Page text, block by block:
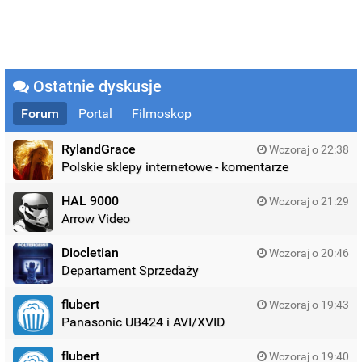
Ostatnie dyskusje
Forum Portal Filmoskop
RylandGrace Wczoraj o 22:38
Polskie sklepy internetowe - komentarze
HAL 9000 Wczoraj o 21:29
Arrow Video
Diocletian Wczoraj o 20:46
Departament Sprzedaży
flubert Wczoraj o 19:43
Panasonic UB424 i AVI/XVID
flubert Wczoraj o 19:40